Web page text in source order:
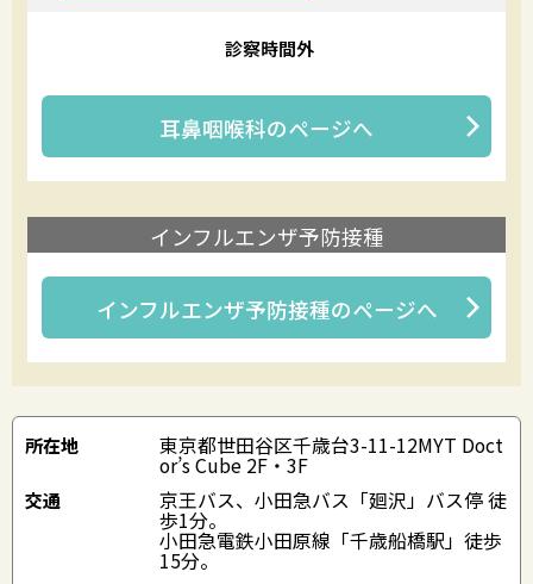
診察時間外
耳鼻咽喉科のページへ
インフルエンザ予防接種
インフルエンザ予防接種のページへ
所在地 東京都世田谷区千歳台3-11-12MYT Doct
or’s Cube 2F・3F
交通 京王バス、小田急バス「廻沢」バス停 徒
歩1分。
小田急電鉄小田原線「千歳船橋駅」徒歩
15分。